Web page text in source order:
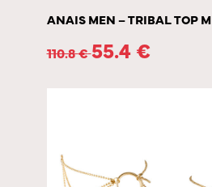
ANAIS MEN – TRIBAL TOP M
110.8€55.4 €